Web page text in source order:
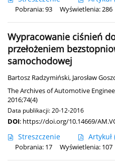
Pobrania: 93
Wyświetlenia: 286
Wypracowanie ciśnień
przełożeniem
samochodowej
Bartosz Radzymiński, Jarosław
The Archives of Automotive
2016;74(4)
Data publikacji: 20-12-2016
DOI: https://doi.org/10.14669/
Streszczenie Artykuł
Pobrania: 17
Wyświetlenia: 107